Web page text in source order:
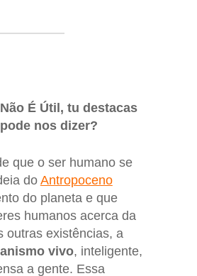
É Útil, tu destacas
nos dizer?
que o ser humano se
do Antropoceno
do planeta e que
humanos acerca da
outras existências, a
vivo, inteligente,
a gente. Essa